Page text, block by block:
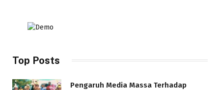
Top Posts
Pengaruh Media Massa Terhadap